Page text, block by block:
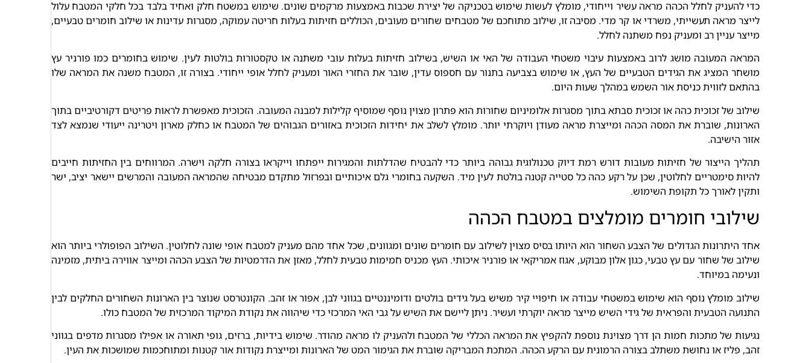
כדי להעניק לחלל הכהה מראה עשיר וייחודי, מומלץ לעשות שימוש בטכניקה של יצירת שכבות באמצעות מרקמים שונים. שימוש במשטח חלק ואחיד בלבד בכל חלקי המטבח עלול
לייצר מראה תעשייתי, משרדי או קר מדי. מסיבה זו, שילוב מתוחכם של מטבחים שחורים מעובים, הכוללים חזיתות בעלות חריטה עמוקה, מסגרות עדינות או שילוב חומרים טבעיים,
מייצר עניין רב ומעניק נפח משתנה לחלל.
המראה המעובה מושג לרוב באמצעות עיבוי משטחי העבודה של האי או השיש, בשילוב חזיתות בעלות עובי משתנה או טקסטורות בולטות לעין. שימוש בחומרים כמו פורניר עץ
מושחר המציג את הגידים הטבעיים של העץ, או שימוש בצביעה בתנור עם חספוס עדין, שובר את החזרי האור ומעניק לחלל אופי ייחודי. בצורה זו, המטבח משנה את המראה שלו
בהתאם לזווית כניסת אור השמש במהלך שעות היום.
שילוב של זכוכית כהה או זכוכית סבתא בתוך מסגרות אלומיניום שחורות הוא פתרון מצוין נוסף שמוסיף קלילות למבנה המעובה. הזכוכית מאפשרת לראות פריטים דקורטיביים בתוך
הארונות, שוברת את המסה הכהה ומייצרת מראה מעודן ויוקרתי יותר. מומלץ לשלב את יחידות הזכוכית באזורים הגבוהים של המטבח או כחלק מארון ויטרינה ייעודי שנמצא לצד
אזור הישיבה.
תהליך הייצור של חזיתות מעובות דורש רמת דיוק טכנולוגית גבוהה ביותר כדי להבטיח שהדלתות והמגירות ייפתחו וייקראו בצורה חלקה וישרה. המרווחים בין החזיתות חייבים
להיות סימטריים לחלוטין, שכן על רקע כהה כל סטייה קטנה בולטת לעין מיד. השקעה בחומרי גלם איכותיים ובפרזול מתקדם מבטיחה שהמראה המעובה והמרשים יישאר יציב, ישר
ותקין לאורך כל תקופת השימוש.
שילובי חומרים מומלצים במטבח הכהה
אחד היתרונות הגדולים של הצבע השחור הוא היותו בסיס מצוין לשילוב עם חומרים שונים ומגוונים, שכל אחד מהם מעניק למטבח אופי שונה לחלוטין. השילוב הפופולרי ביותר הוא
שילוב של שחור עם עץ טבעי, כגון אלון מבוקע, אגוז אמריקאי או פורניר איכותי. העץ מכניס חמימות טבעית לחלל, מאזן את הדרמטיות של הצבע הכהה ומייצר אווירה ביתית, מזמינה
ונעימה במיוחד.
שילוב מומלץ נוסף הוא שימוש במשטחי עבודה או חיפויי קיר משיש בעל גידים בולטים ודומיננטיים בגווני לבן, אפור או זהב. הקונטרסט שנוצר בין הארונות השחורים החלקים לבין
התנועה הטבעית והפראית של גידי השיש מייצר מראה יוקרתי ועשיר. ניתן ליישם את השיש על גבי האי המרכזי כדי שיהווה את נקודת המיקוד המרכזית של המטבח כולו.
נגיעות של מתכות חמות הן דרך מצוינת נוספת להקפיץ את המראה הכללי של המטבח ולהעניק לו מראה מהודר. שימוש בידיות, ברזים, גופי תאורה או אפילו מסגרות מדפים בגווני
זהב, פליז או נחושת משתלב בצורה הרמונית עם הרקע הכהה. המתכת המבריקה שוברת את הגימור המט של הארונות ומייצרת נקודות אור קטנות ומתוחכמות שמושכות את העין.